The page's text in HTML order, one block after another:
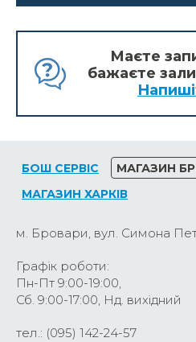
Маєте
бажаєте
БОШ СЕРВІС
МАГАЗИН
МАГАЗИН ХАРКІВ
м. Бровари, вул. Симона
Графік роботи:
Пн-Пт 9:00-19:00,
Сб. 9:00-17:00, Нд. вихідний
тел.: (095) 142-24-57